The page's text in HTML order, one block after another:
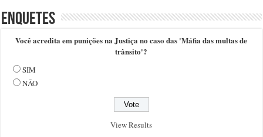
Enquetes
Você acredita em punições na Justiça no caso das 'Máfia das multas de
trânsito'?
SIM
NÃO
View Results